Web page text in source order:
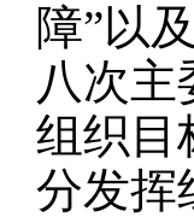
障”以
八次
组织目
分发挥